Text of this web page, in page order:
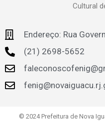
Cultural
Endereço: Rua
(21) 2698-5652
© 2024 Prefeitura de Nova